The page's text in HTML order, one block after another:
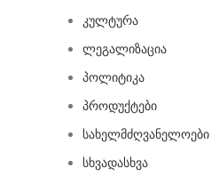
კულტურა
ლეგალიზაცია
პოლიტიკა
პროდუქტები
სახელმძღვანელოები
სხვადასხვა